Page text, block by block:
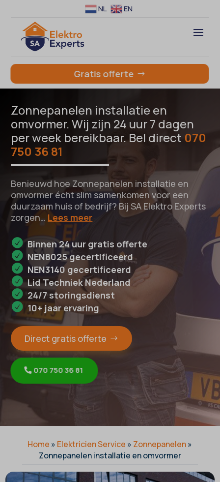
NL EN
Gratis offerte
Zonnepanelen installatie en
omvormer. Wij zijn 24 uur 7 dagen
per week bereikbaar. Bel direct 070
750 36 81
Benieuwd hoe Zonnepanelen installatie en
omvormer écht slim samenkomen voor een
duurzaam huis of bedrijf? Bij SA Elektro Experts
zorgen… Lees meer
Binnen 24 uur gratis offerte
NEN8025 gecertificeerd
NEN3140 gecertificeerd
Lid Techniek Nederland
24/7 storingsdienst
10+ jaar ervaring
Direct gratis offerte
070 750 36 81
Home » Elektricien Service » Zonnepanelen»
Zonnepanelen installatie en omvormer